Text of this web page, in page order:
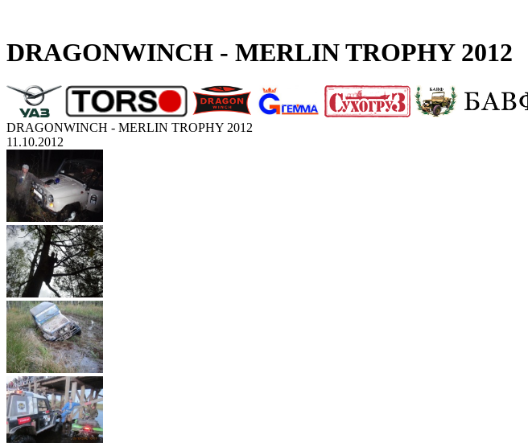
DRAGONWINCH - MERLIN TROPHY 2012
DRAGONWINCH - MERLIN TROPHY 2012
11.10.2012